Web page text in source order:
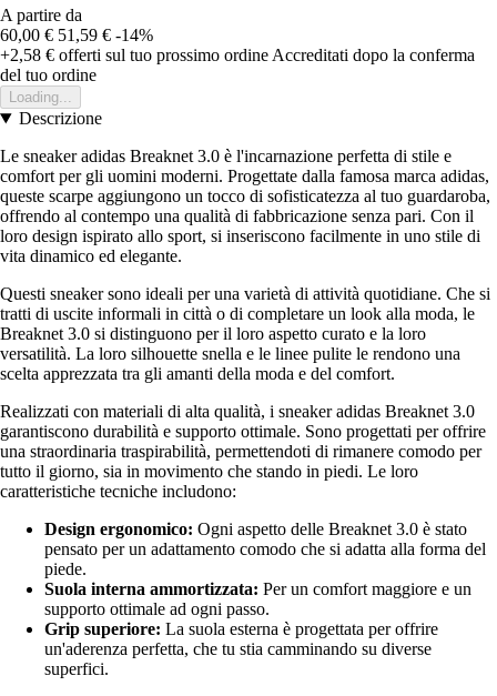
A partire da
60,00 € 51,59 € -14%
+2,58 € offerti sul tuo prossimo ordine Accreditati dopo la conferma
del tuo ordine
Loading...
Descrizione
Le sneaker adidas Breaknet 3.0 è l'incarnazione perfetta di stile e
comfort per gli uomini moderni. Progettate dalla famosa marca adidas,
queste scarpe aggiungono un tocco di sofisticatezza al tuo guardaroba,
offrendo al contempo una qualità di fabbricazione senza pari. Con il
loro design ispirato allo sport, si inseriscono facilmente in uno stile di
vita dinamico ed elegante.
Questi sneaker sono ideali per una varietà di attività quotidiane. Che si
tratti di uscite informali in città o di completare un look alla moda, le
Breaknet 3.0 si distinguono per il loro aspetto curato e la loro
versatilità. La loro silhouette snella e le linee pulite le rendono una
scelta apprezzata tra gli amanti della moda e del comfort.
Realizzati con materiali di alta qualità, i sneaker adidas Breaknet 3.0
garantiscono durabilità e supporto ottimale. Sono progettati per offrire
una straordinaria traspirabilità, permettendoti di rimanere comodo per
tutto il giorno, sia in movimento che stando in piedi. Le loro
caratteristiche tecniche includono:
Design ergonomico: Ogni aspetto delle Breaknet 3.0 è stato
pensato per un adattamento comodo che si adatta alla forma del
piede.
Suola interna ammortizzata: Per un comfort maggiore e un
supporto ottimale ad ogni passo.
Grip superiore: La suola esterna è progettata per offrire
un'aderenza perfetta, che tu stia camminando su diverse
superfici.